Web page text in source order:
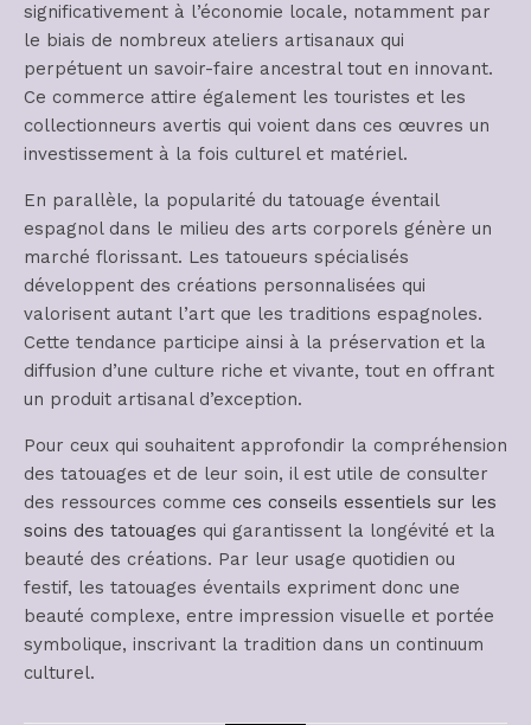
significativement à l’économie locale, notamment par
le biais de nombreux ateliers artisanaux qui
perpétuent un savoir-faire ancestral tout en innovant.
Ce commerce attire également les touristes et les
collectionneurs avertis qui voient dans ces œuvres un
investissement à la fois culturel et matériel.
En parallèle, la popularité du tatouage éventail
espagnol dans le milieu des arts corporels génère un
marché florissant. Les tatoueurs spécialisés
développent des créations personnalisées qui
valorisent autant l’art que les traditions espagnoles.
Cette tendance participe ainsi à la préservation et la
diffusion d’une culture riche et vivante, tout en offrant
un produit artisanal d’exception.
Pour ceux qui souhaitent approfondir la compréhension
des tatouages et de leur soin, il est utile de consulter
des ressources comme ces conseils essentiels sur les
soins des tatouages qui garantissent la longévité et la
beauté des créations. Par leur usage quotidien ou
festif, les tatouages éventails expriment donc une
beauté complexe, entre impression visuelle et portée
symbolique, inscrivant la tradition dans un continuum
culturel.